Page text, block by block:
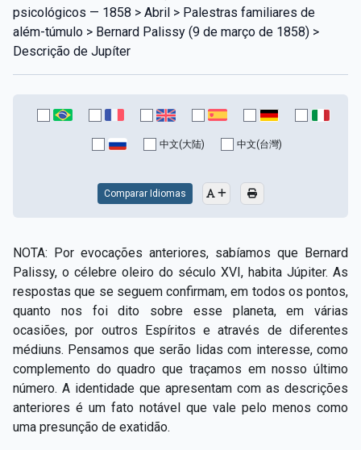
psicológicos — 1858 > Abril > Palestras familiares de
além-túmulo > Bernard Palissy (9 de março de 1858) >
Descrição de Jupíter
中文(大陆) 中文(台灣)
Comparar Idiomas
NOTA: Por evocações anteriores, sabíamos que Bernard
Palissy, o célebre oleiro do século XVI, habita Júpiter. As
respostas que se seguem confirmam, em todos os pontos,
quanto nos foi dito sobre esse planeta, em várias
ocasiões, por outros Espíritos e através de diferentes
médiuns. Pensamos que serão lidas com interesse, como
complemento do quadro que traçamos em nosso último
número. A identidade que apresentam com as descrições
anteriores é um fato notável que vale pelo menos como
uma presunção de exatidão.